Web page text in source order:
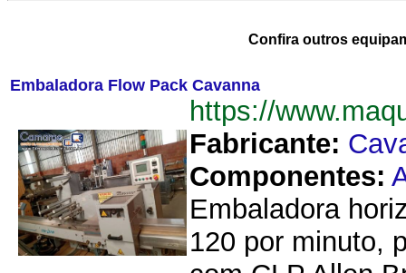
Confira outros
Embaladora Flow Pack Cavanna
https://
Fabricante:
Componentes:
Embaladora
120 por minuto,